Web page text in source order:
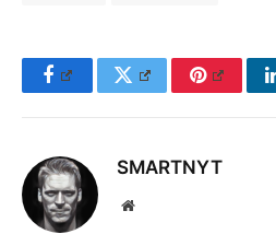
FacebookTwitter Pinterest
SMARTNYT
Website